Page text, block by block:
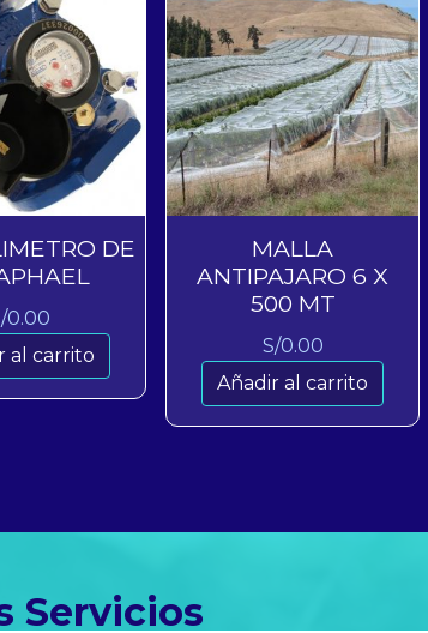
DE
0.00
al carrito
MALLA
ANTIPAJARO 6 X
500 MT
S/0.00
Añadir al carrito
Servicios